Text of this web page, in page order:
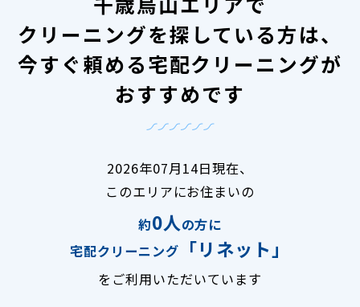
クリーニングを探している方は、
今すぐ頼める宅配クリーニングが
おすすめです
2026年07月14日現在、
このエリアにお住まいの
約0人の方に
宅配クリーニング
「リネット」
をご利用いただいています